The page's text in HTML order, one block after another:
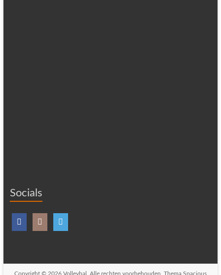
Socials
Copyright © 2026 Volleybal . Alle rechten voorbehouden. Thema Spacious